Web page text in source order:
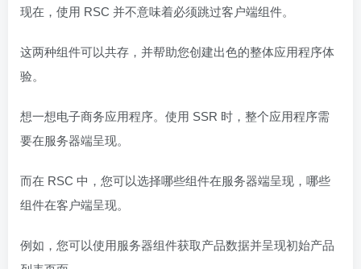
现在，使用 RSC 并不意味着必须跳过客户端组件。
这两种组件可以共存，并帮助您创建出色的整体应用程序体
验。
想一想电子商务应用程序。使用 SSR 时，整个应用程序需
要在服务器端呈现。
而在 RSC 中，您可以选择哪些组件在服务器端呈现，哪些
组件在客户端呈现。
例如，您可以使用服务器组件获取产品数据并呈现初始产品